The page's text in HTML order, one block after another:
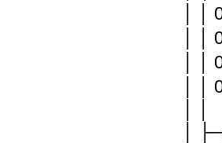
│ │
│ │
│ │
│ │
│